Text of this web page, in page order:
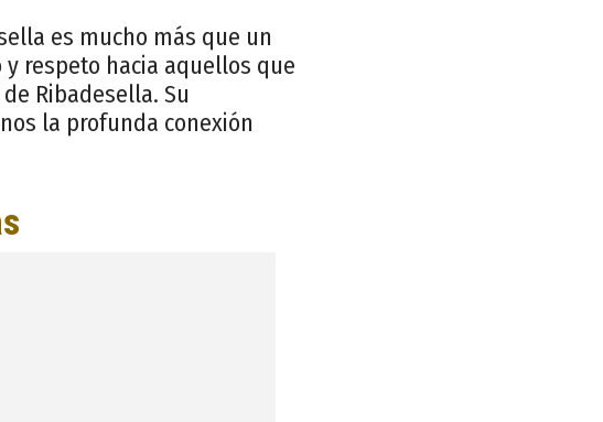
es mucho más que un
respeto hacia aquellos que
Ribadesella. Su
la profunda conexión